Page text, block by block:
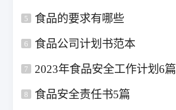
5 食品的要求有哪些
6 食品公司计划书范本
7 2023年食品安全工作计划6篇
8 食品安全责任书5篇